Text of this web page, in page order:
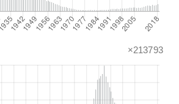
×213793